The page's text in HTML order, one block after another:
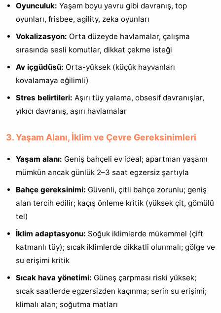
Oyunculuk: Yaşam boyu yavru gibi davranış, top
oyunları, frisbee, agility, zeka oyunları
Vokalizasyon: Orta düzeyde havlamalar, çalışma
sırasında sesli komutlar, dikkat çekme isteği
Av içgüdüsü: Orta-yüksek (küçük hayvanları
kovalamaya eğilimli)
Stres belirtileri: Aşırı tüy yalama, obsesif davranışlar,
yıkıcı davranış, aşırı havlamalar
3. Yaşam Alanı, İklim ve Çevre Gereksinimleri
Yaşam alanı: Geniş bahçeli ev ideal; apartman yaşamı
mümkün ancak günlük 2–3 saat egzersiz şartıyla
Bahçe gereksinimi: Güvenli, çitli bahçe zorunlu; geniş
alan tercih edilir; kaçış önleme kritik (yüksek çit, gömülü
tel)
İklim adaptasyonu: Soğuk iklimlerde mükemmel (çift
katmanlı tüy); sıcak iklimlerde dikkatli olunmalı; gölge ve
su erişimi kritik
Sıcak hava yönetimi: Güneş çarpması riski yüksek;
sıcak saatlerde egzersizden kaçınma; serin su erişimi;
klimalı alan; soğutma matları